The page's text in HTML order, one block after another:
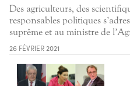
Des agriculteurs, des
responsables politiques
suprême et au ministre de
26 FÉVRIER 2021